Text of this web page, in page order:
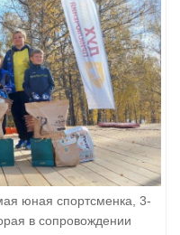
юная спортсменка, 3-
в сопровождении